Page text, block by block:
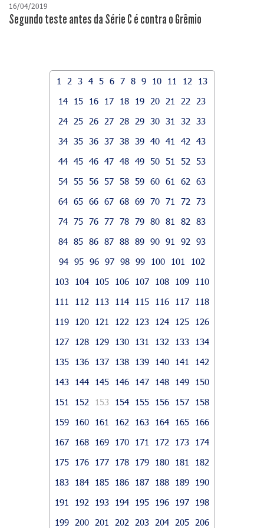
16/04/2019
Segundo teste antes da Série C é contra o Grêmio
1 2 3 4 5 6 7 8 9 10 11 12
13
14
15 16 17 18 19 20 21 22
23
24
25 26 27 28 29 30 31 32
33
34 35 36 37 38 39 40 41 42
43
44 45 46 47 48 49 50 51 52
53
54 55 56 57 58 59 60 61 62
63
64 65 66 67 68 69 70 71 72
73
74 75 76 77 78 79 80 81 82
83
84 85 86 87 88 89 90 91 92
93
94 95 96 97 98 99 100 101
102
103
104 105 106 107 108 109
110
111
112 113 114 115 116 117
118
119
120 121 122 123 124 125
126
127
128 129 130 131 132 133
134
135
136 137 138 139 140 141
142
143
144 145 146 147 148 149
150
151
152 153 154 155 156 157
158
159
160 161 162 163 164 165
166
167
168 169 170 171 172 173
174
175
176 177 178 179 180 181
182
183
184 185 186 187 188 189
190
191
192 193 194 195 196 197
198
199
200 201 202 203 204 205
206